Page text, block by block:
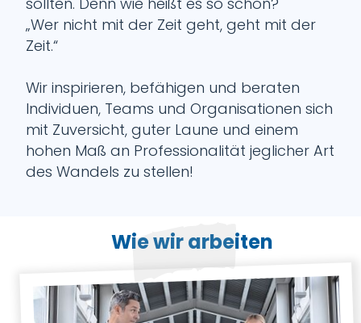
„Wer nicht mit der Zeit geht, geht mit der
Zeit.“
Wir inspirieren, befähigen und beraten
Individuen, Teams und Organisationen sich
mit Zuversicht, guter Laune und einem
hohen Maß an Professionalität jeglicher Art
des Wandels zu stellen!
Wie wir arbeiten